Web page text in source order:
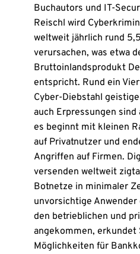
Buchautors und IT-
Reischl wird
weltweit jährlich rund
verursachen, was etwa
Bruttoinlandsprodukt
entspricht. Rund ein
Cyber-Diebstahl
auch Erpressungen sind
es beginnt mit kleinen
auf Privatnutzer und
Angriffen auf Firmen.
versenden weltweit
Botnetze in minimaler
unvorsichtige
den betrieblichen und
angekommen, erkundet
Möglichkeiten für